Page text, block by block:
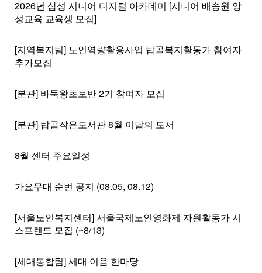
2026년 삼성 시니어 디지털 아카데미 [시니어 배송원 양
성교육 교육생 모집]
[지역복지팀] 노인역량활용사업 탑골복지활동가 참여자
추가모집
[분관] 바둑왕초보반 2기 참여자 모집
[분관] 탑골작은도서관 8월 이달의 도서
8월 센터 주요일정
가요무대 순번 공지 (08.05, 08.12)
[서울노인복지센터] 서울국제노인영화제 자원활동가 시
스프렌드 모집 (~8/13)
[세대통합팀] 세대 이음 한마당